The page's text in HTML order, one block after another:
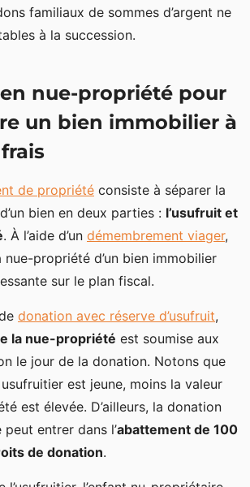
familiaux de sommes d’argent ne
à la succession.
nue-propriété pour
un bien immobilier à
de propriété consiste à séparer la
bien en deux parties : l’usufruit et
. À l’aide d’un démembrement viager,
propriété d’un bien immobilier
sur le plan fiscal.
donation avec réserve d’usufruit,
la nue-propriété est soumise aux
le jour de la donation. Notons que
est jeune, moins la valeur
est élevée. D’ailleurs, la donation
entrer dans l’abattement de 100
de donation.